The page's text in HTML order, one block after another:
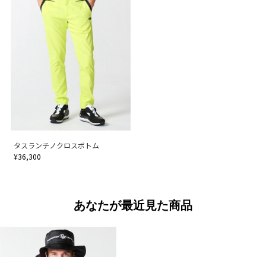
タスランチノクロスボトム
¥36,300
あなたが最近見た商品